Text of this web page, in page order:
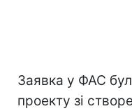
Заявка у ФАС
проекту зі